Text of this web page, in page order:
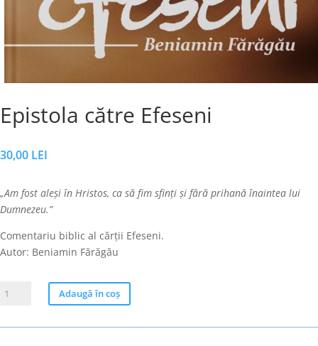
Epistola către Efeseni
30,00 LEI
„Am fost aleși în Hristos, ca să fim sfinți și fără prihană înaintea lui
Dumnezeu.”
Comentariu biblic al cărții Efeseni.
Autor: Beniamin Fărăgău
Cantitate
Adaugă în coș